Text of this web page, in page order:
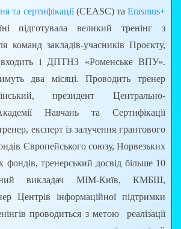
та сертифікації(CEASC) та Erasmus+
підготувала великий тренінг з
команд закладів-учасників Проєкту,
і ДПТНЗ «Роменське ВПУ».
два місяці. Проводить тренер
президент Центрально-
Навчань та Сертифікації
експерт із залучення грантового
Європейського союзу, Норвезьких
фондів, тренерський досвід більше 10
викладач МІМ-Київ, КМБШ,
Центрів інформаційної підтримки
проводиться з метою реалізації